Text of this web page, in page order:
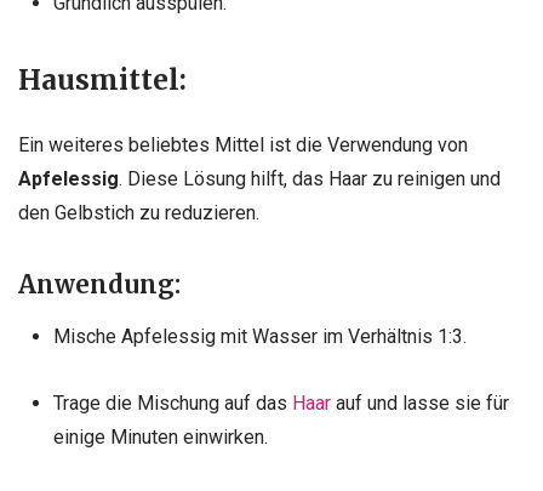
Hausmittel:
Ein weiteres beliebtes Mittel ist die Verwendung von
Apfelessig. Diese Lösung hilft, das Haar zu reinigen und
den Gelbstich zu reduzieren.
Anwendung:
Mische Apfelessig mit Wasser im Verhältnis 1:3.
Trage die Mischung auf das Haarauf und lasse sie für
einige Minuten einwirken.